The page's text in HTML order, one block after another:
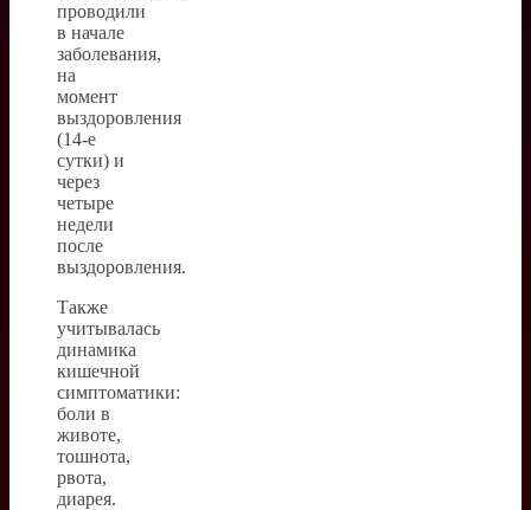
проводили
в начале
заболевания,
на
момент
выздоровления
(14-е
сутки) и
через
четыре
недели
после
выздоровления.
Также
учитывалась
динамика
кишечной
симптоматики:
боли в
животе,
тошнота,
рвота,
диарея.